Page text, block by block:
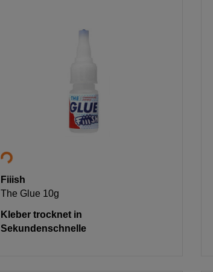
Fiiish
The Glue 10g
Kleber trocknet in
Sekundenschnelle